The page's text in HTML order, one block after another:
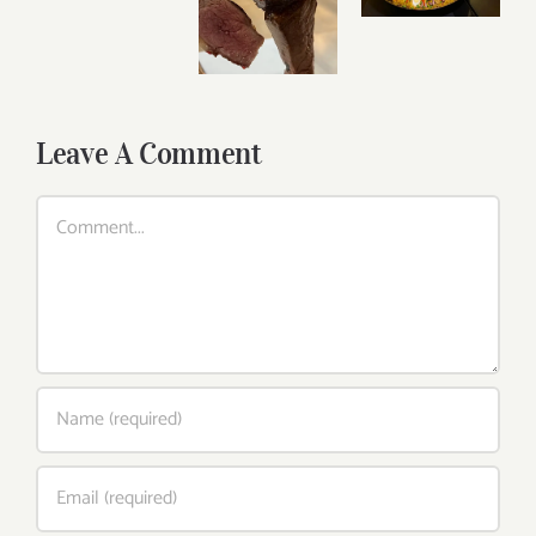
Leave A Comment
Comment